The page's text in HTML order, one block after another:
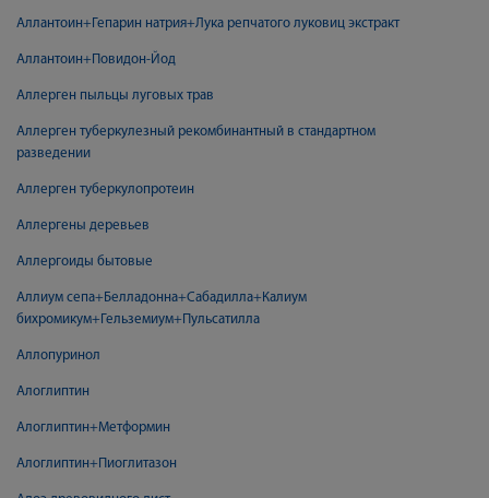
Аллантоин+Гепарин натрия+Лука репчатого луковиц экстракт
Аллантоин+Повидон-Йод
Аллерген пыльцы луговых трав
Аллерген туберкулезный рекомбинантный в стандартном
разведении
Аллерген туберкулопротеин
Аллергены деревьев
Аллергоиды бытовые
Аллиум сепа+Белладонна+Сабадилла+Калиум
бихромикум+Гельземиум+Пульсатилла
Аллопуринол
Алоглиптин
Алоглиптин+Метформин
Алоглиптин+Пиоглитазон